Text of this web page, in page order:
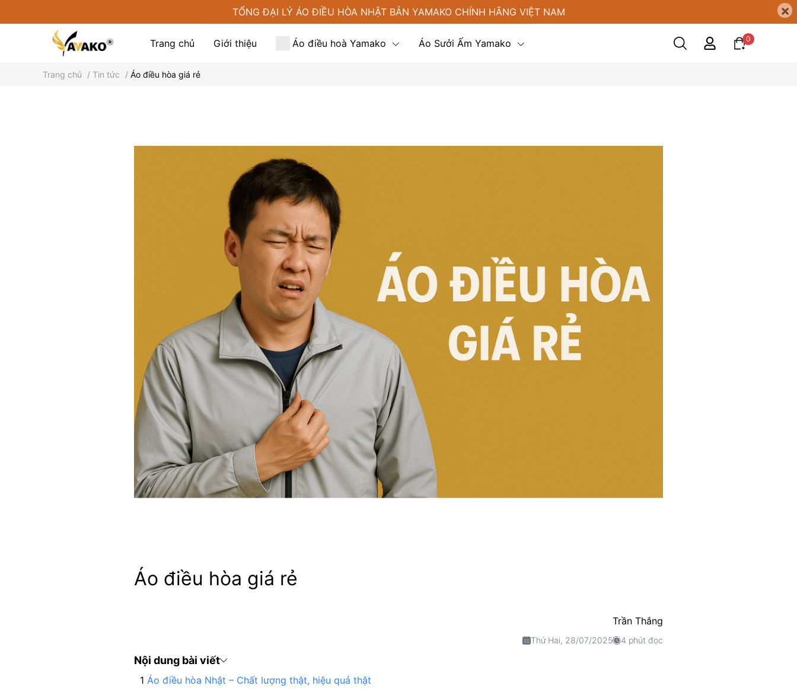
TỔNG ĐẠI LÝ ÁO ĐIỀU HÒA NHẬT BẢN YAMAKO CHÍNH HÃNG VIỆT NAM ×
Trang chủ Giới thiệu Áo điều hoà Yamako Áo Sưởi Ấm Yamako
Phụ kiện tại Yamako
0
Trang chủ / Tin tức / Áo điều hòa giá rẻ
Áo điều hòa giá rẻ
Trần Thắng
Thứ Hai, 28/07/2025 4 phút đọc
Nội dung bài viết
Áo điều hòa Nhật – Chất lượng thật, hiệu quả thật